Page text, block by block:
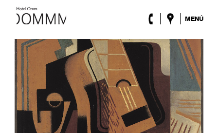
MENÚ
L’Hotel
Habitacions
Roca Barcelona
Spa
Terrassa
Lobby & Club
Esdeveniments
Promocions